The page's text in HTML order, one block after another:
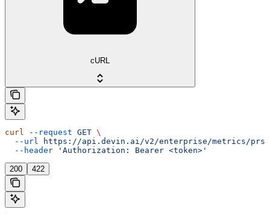
cURL
curl --request GET \
  --url
https://api.devin.ai/v2/enterprise/metrics/prs
  --header
'Authorization: Bearer <token>'
200 422